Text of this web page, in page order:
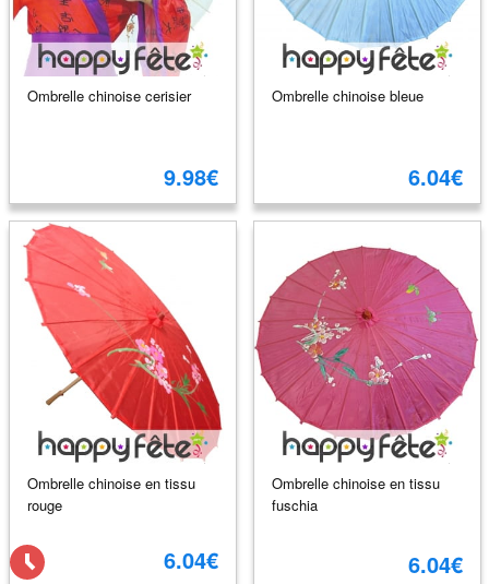
Ombrelle chinoise cerisier
9.98€
Ombrelle chinoise bleue
6.04€
Ombrelle chinoise en tissu
rouge
6.04€
Ombrelle chinoise en tissu
fuschia
6.04€